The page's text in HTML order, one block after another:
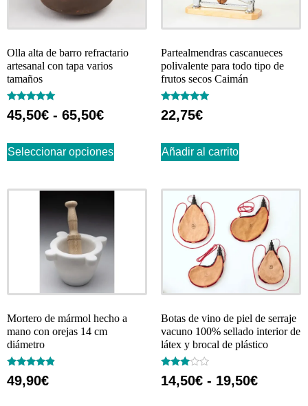
Olla alta de barro refractario
artesanal con tapa varios
tamaños
Valorado
con
45,50€ - 65,50€
Seleccionar opciones
Partealmendras cascanueces
polivalente para todo tipo de
frutos secos Caimán
Valorado
con
22,75€
Añadir al carrito
Mortero de mármol hecho a
mano con orejas 14 cm
diámetro
Valorado
con
49,90€
Botas de vino de piel de serraje
vacuno 100% sellado interior de
látex y brocal de plástico
Valorado
con
14,50€ - 19,50€